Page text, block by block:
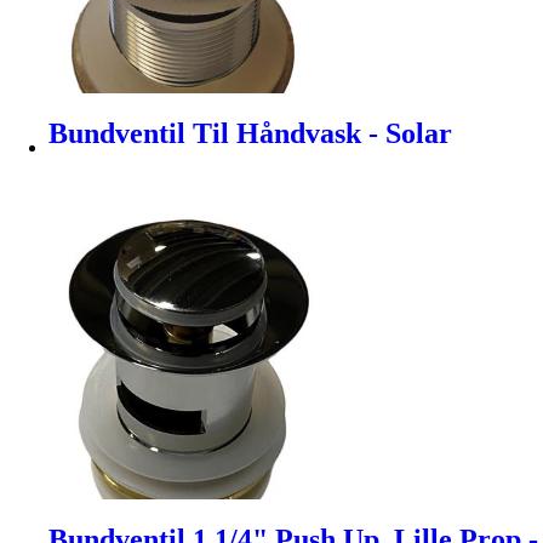
Bundventil Til Håndvask - Solar